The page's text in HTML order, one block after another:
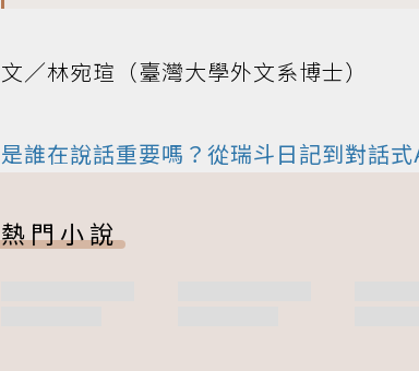
文／林宛瑄（臺灣大學外文系博士）
是誰在說話重要嗎？從瑞斗日記到對話
熱門小說